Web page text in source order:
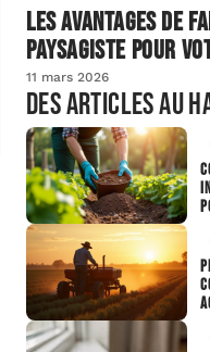
Les avantages de
paysagiste pour
11 mars 2026
Des articles au